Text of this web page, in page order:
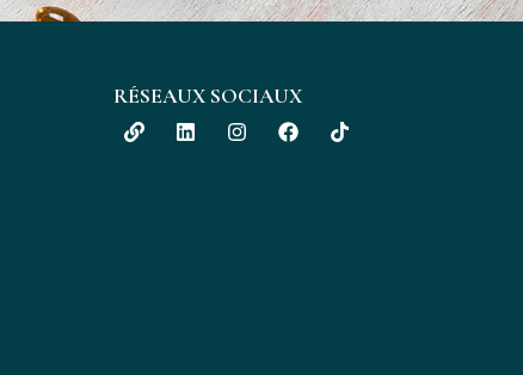
RÉSEAUX SOCIAUX